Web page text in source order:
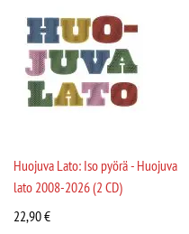
Huojuva Lato: Iso pyörä - Huojuva
lato 2008-2026 (2 CD)
22,90€